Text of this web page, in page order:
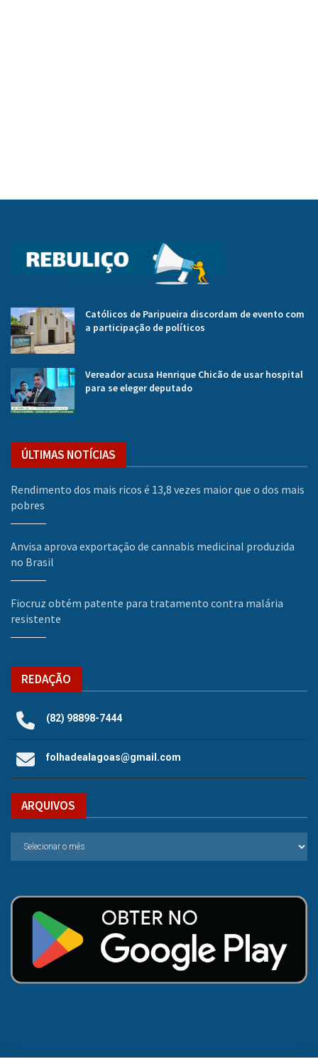
Católicos de Paripueira discordam de evento com
a participação de políticos
Vereador acusa Henrique Chicão de usar hospital
para se eleger deputado
ÚLTIMAS NOTÍCIAS
Rendimento dos mais ricos é 13,8 vezes maior que o dos mais
pobres
Anvisa aprova exportação de cannabis medicinal produzida
no Brasil
Fiocruz obtém patente para tratamento contra malária
resistente
REDAÇÃO
(82) 98898-7444
folhadealagoas@gmail.com
ARQUIVOS